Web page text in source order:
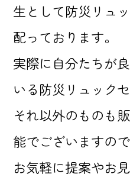
生として防災リュ
配っております。
実際に自分たちが
いる防災リュック
それ以外のものも
能でございますので
お気軽に提案やお